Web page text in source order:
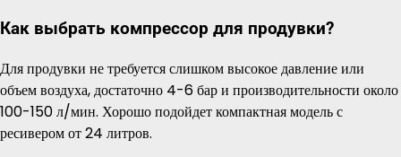
Как выбрать компрессор для продувки?
Для продувки не требуется слишком высокое давление или
объем воздуха, достаточно 4-6 бар и производительности около
100-150 л/мин. Хорошо подойдет компактная модель с
ресивером от 24 литров.